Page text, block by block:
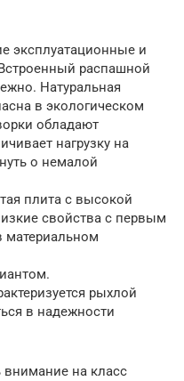
эксплуатационные и
распашной
Натуральная
в экологическом
обладают
нагрузку на
о немалой
плита с высокой
свойства с первым
материальном
рыхлой
в надежности
внимание на класс